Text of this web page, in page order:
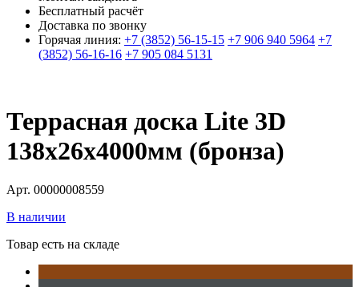
Бесплатный расчёт
Доставка по звонку
Горячая линия: +7 (3852) 56-15-15 +7 906 940 5964 +7
(3852) 56-16-16 +7 905 084 5131
Террасная доска Lite 3D
138х26х4000мм (бронза)
Арт. 00000008559
В наличии
Товар есть на складе